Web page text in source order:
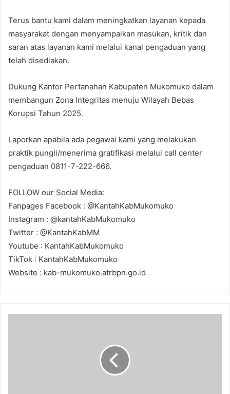
Terus bantu kami dalam meningkatkan layanan kepada
masyarakat dengan menyampaikan masukan, kritik dan
saran atas layanan kami melalui kanal pengaduan yang
telah disediakan.
Dukung Kantor Pertanahan Kabupaten Mukomuko dalam
membangun Zona Integritas menuju Wilayah Bebas
Korupsi Tahun 2025.
Laporkan apabila ada pegawai kami yang melakukan
praktik pungli/menerima gratifikasi melalui call center
pengaduan 0811-7-222-666.
FOLLOW our Social Media:
Fanpages Facebook : @KantahKabMukomuko
Instagram : @kantahKabMukomuko
Twitter : @KantahKabMM
Youtube : KantahKabMukomuko
TikTok : KantahKabMukomuko
Website : kab-mukomuko.atrbpn.go.id